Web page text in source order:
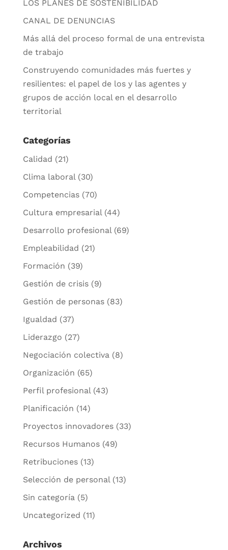
LOS PLANES DE SOSTENIBILIDAD
CANAL DE DENUNCIAS
Más allá del proceso formal de una entrevista
de trabajo
Construyendo comunidades más fuertes y
resilientes: el papel de los y las agentes y
grupos de acción local en el desarrollo
territorial
Categorías
Calidad (21)
Clima laboral(30)
Competencias(70)
Cultura empresarial(44)
Desarrollo profesional(69)
Empleabilidad (21)
Formación (39)
Gestión de crisis(9)
Gestión de personas(83)
Igualdad (37)
Liderazgo (27)
Negociación colectiva(8)
Organización (65)
Perfil profesional(43)
Planificación (14)
Proyectos innovadores(33)
Recursos Humanos(49)
Retribuciones(13)
Selección de personal(13)
Sin categoría(5)
Uncategorized (11)
Archivos